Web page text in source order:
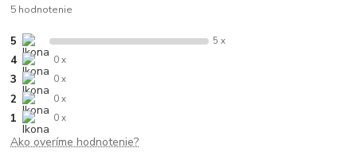
5 hodnotenie
5 5 x
4 0 x
3 0 x
2 0 x
1 0 x
Ako overíme hodnotenie?